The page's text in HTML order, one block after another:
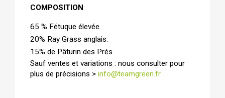
COMPOSITION
65 % Fétuque élevée.
20% Ray Grass anglais.
15% de Pâturin des Prés.
Sauf ventes et variations : nous consulter pour
plus de précisions > info@teamgreen.fr